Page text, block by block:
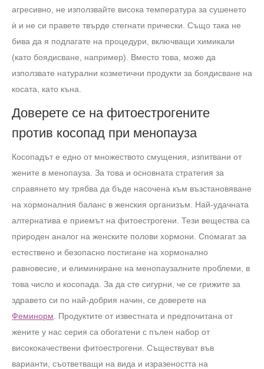
агресивно, не използвайте висока температура за сушенето
ѝ и не си правете твърде стегнати прически. Също така не
бива да я подлагате на процедури, включващи химикали
(като боядисване, например). Вместо това, може да
използвате натурални козметични продукти за боядисване на
косата, като къна.
Доверете се на фитоестрогените
против косопад при менопауза
Косопадът е едно от множеството смущения, изпитвани от
жените в менопауза. За това и основната стратегия за
справянето му трябва да бъде насочена към възстановяване
на хормоналния баланс в женския организъм. Най-удачната
алтернатива е приемът на фитоестрогени. Тези вещества са
природен аналог на женските полови хормони. Спомагат за
естествено и безопасно постигане на хормонално
равновесие, и елиминиране на менопаузалните проблеми, в
това число и косопада. За да сте сигурни, че се грижите за
здравето си по най-добрия начин, се доверете на
Феминорм . Продуктите от известната и предпочитана от
жените у нас серия са обогатени с пълен набор от
висококачествени фитоестрогени. Съществуват във
варианти, съответващи на вида и изразеността на